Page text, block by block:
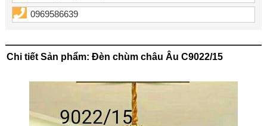
0969586639
Chi tiết Sản phẩm: Đèn chùm châu Âu C9022/15